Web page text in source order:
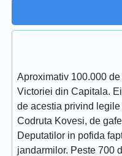
Aproximativ 100.000
Victoriei din Capitala.
de acestia privind
Codruta Kovesi, de
Deputatilor in pofida
jandarmilor. Peste 700